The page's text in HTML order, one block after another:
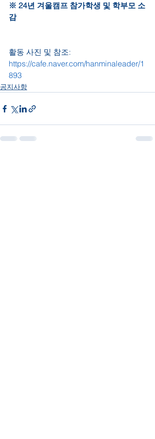
※ 24년 겨울캠프 참가학생 및 학부모 소
감
활동 사진 및 참조:
https://cafe.naver.com/hanminaleader/1
893
공지사항